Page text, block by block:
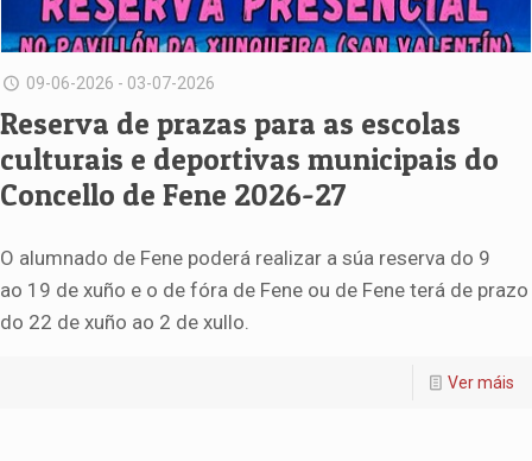
09-06-2026 - 03-07-2026
Reserva de prazas para as escolas
culturais e deportivas municipais do
Concello de Fene 2026-27
O alumnado de Fene poderá realizar a súa reserva do 9
ao 19 de xuño e o de fóra de Fene ou de Fene terá de prazo
do 22 de xuño ao 2 de xullo.
Ver máis